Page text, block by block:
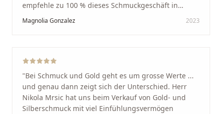
empfehle zu 100 % dieses Schmuckgeschäft in
Schaffhausen. Ich selbst war sehr zufrieden und
glücklich mit der Behandlung. Ich danke Ihnen – ich
Magnolia Gonzalez 2023
"Bei Schmuck und Gold geht es um grosse Werte ...
und genau dann zeigt sich der Unterschied. Herr
Nikola Mrsic hat uns beim Verkauf von Gold- und
Silberschmuck mit viel Einfühlungsvermögen